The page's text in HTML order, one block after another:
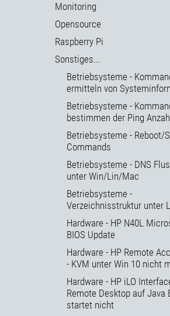
Monitoring
Opensource
Raspberry Pi
Sonstiges...
Betriebsysteme -
ermitteln von
Betriebsysteme -
bestimmen der Ping Anzahl
Betriebsysteme - Reboot/
Commands
Betriebsysteme - DNS
unter Win/Lin/Mac
Betriebsysteme -
Verzeichnisstruktur unter
Hardware - HP N40L
BIOS Update
Hardware - HP Remote
- KVM unter Win 10 nicht
Hardware - HP iLO
Remote Desktop auf Java
startet nicht